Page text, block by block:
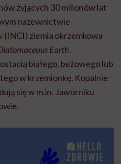
żyjących 30 milionów lat
nazewnictwie
(INCI) ziemia okrzemkowa
Earth.
białego, beżowego lub
w krzemionkę. Kopalnie
się w m.in. Jaworniku